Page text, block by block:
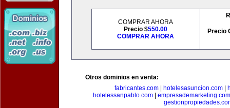
COMPRAR AHORA
Precio $550.00
COMPRAR AHORA
Precio
Otros dominios en venta:
fabricantes.com
hotelesasuncion.com
hotelessanpablo.com| empresademarketing.com